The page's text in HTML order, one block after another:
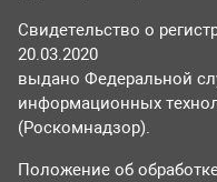
Свидетельство о
20.03.2020
выдано Федеральной
информационных
(Роскомнадзор).
Положение об